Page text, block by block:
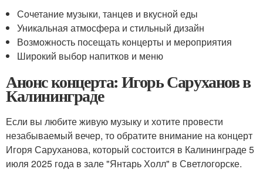
Сочетание музыки, танцев и вкусной еды
Уникальная атмосфера и стильный дизайн
Возможность посещать концерты и мероприятия
Широкий выбор напитков и меню
Анонс концерта: Игорь Саруханов в
Калининграде
Если вы любите живую музыку и хотите провести
незабываемый вечер, то обратите внимание на концерт
Игоря Саруханова, который состоится в Калининграде 5
июля 2025 года в зале "Янтарь Холл" в Светлогорске.